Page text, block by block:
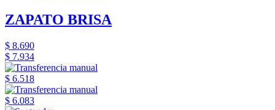
ZAPATO BRISA
$ 8.690
$ 7.934
$ 6.518
$ 6.083